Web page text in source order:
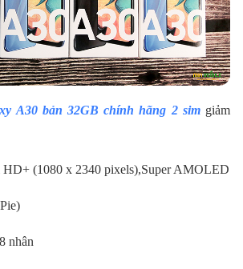
A30 bản 32GB chính hãng 2 simgiảm
(1080 x 2340 pixels),Super AMOLED
nhân